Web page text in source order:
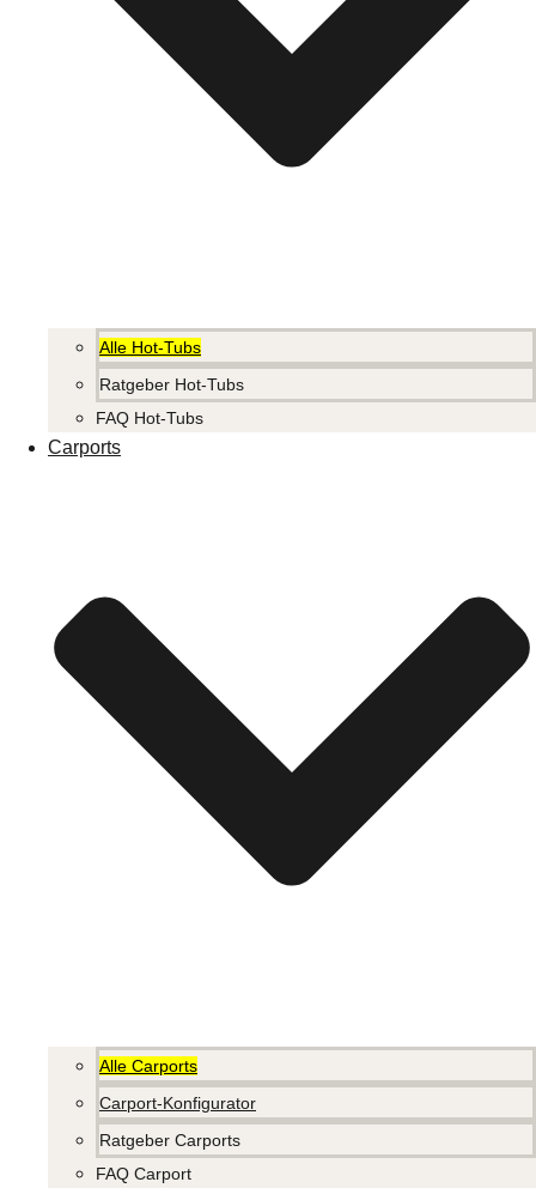
Alle Hot-Tubs
Ratgeber Hot-Tubs
FAQ Hot-Tubs
Carports
Alle Carports
Carport-Konfigurator
Ratgeber Carports
FAQ Carport